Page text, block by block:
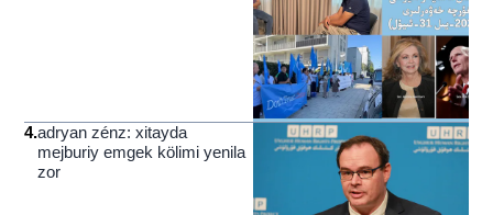
4.adryan zénz: xitayda
mejburiy emgek kölimi yenila
zor